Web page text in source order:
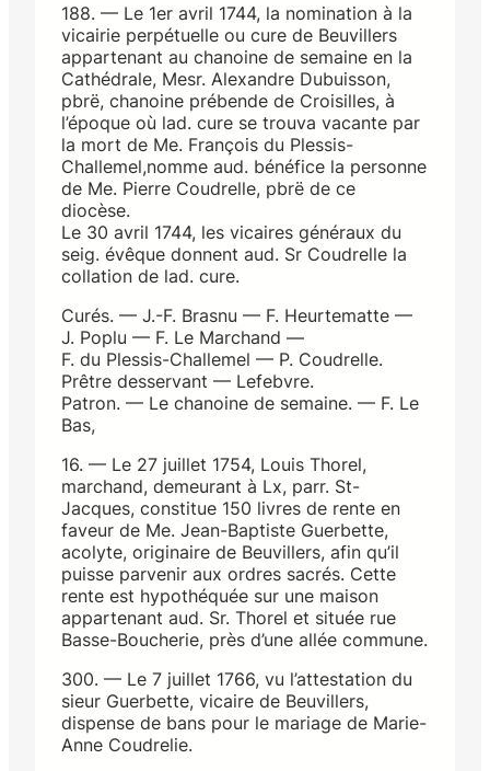
188. — Le 1er avril 1744, la nomination à la
vicairie perpétuelle ou cure de Beuvillers
appartenant au chanoine de semaine en la
Cathédrale, Mesr. Alexandre Dubuisson,
pbrë, chanoine prébende de Croisilles, à
l’époque où lad. cure se trouva vacante par
la mort de Me. François du Plessis-
Challemel,nomme aud. bénéfice la personne
de Me. Pierre Coudrelle, pbrë de ce
diocèse.
Le 30 avril 1744, les vicaires généraux du
seig. évêque donnent aud. Sr Coudrelle la
collation de lad. cure.
Curés. — J.-F. Brasnu — F. Heurtematte —
J. Poplu — F. Le Marchand —
F. du Plessis-Challemel — P. Coudrelle.
Prêtre desservant — Lefebvre.
Patron. — Le chanoine de semaine. — F. Le
Bas,
16. — Le 27 juillet 1754, Louis Thorel,
marchand, demeurant à Lx, parr. St-
Jacques, constitue 150 livres de rente en
faveur de Me. Jean-Baptiste Guerbette,
acolyte, originaire de Beuvillers, afin qu’il
puisse parvenir aux ordres sacrés. Cette
rente est hypothéquée sur une maison
appartenant aud. Sr. Thorel et située rue
Basse-Boucherie, près d’une allée commune.
300. — Le 7 juillet 1766, vu l’attestation du
sieur Guerbette, vicaire de Beuvillers,
dispense de bans pour le mariage de Marie-
Anne Coudrelie.